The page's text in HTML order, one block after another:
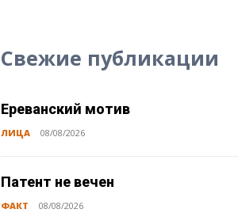
Свежие публикации
Ереванский мотив
ЛИЦА 08/08/2026
Патент не вечен
ФАКТ 08/08/2026